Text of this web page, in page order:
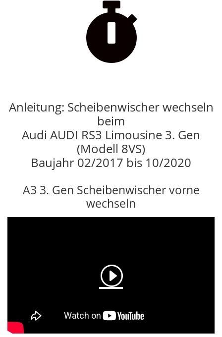

Anleitung: Scheibenwischer wechseln
beim
Audi AUDI RS3 Limousine 3. Gen
(Modell 8VS)
Baujahr 02/2017 bis 10/2020
A3 3. Gen Scheibenwischer vorne
wechseln